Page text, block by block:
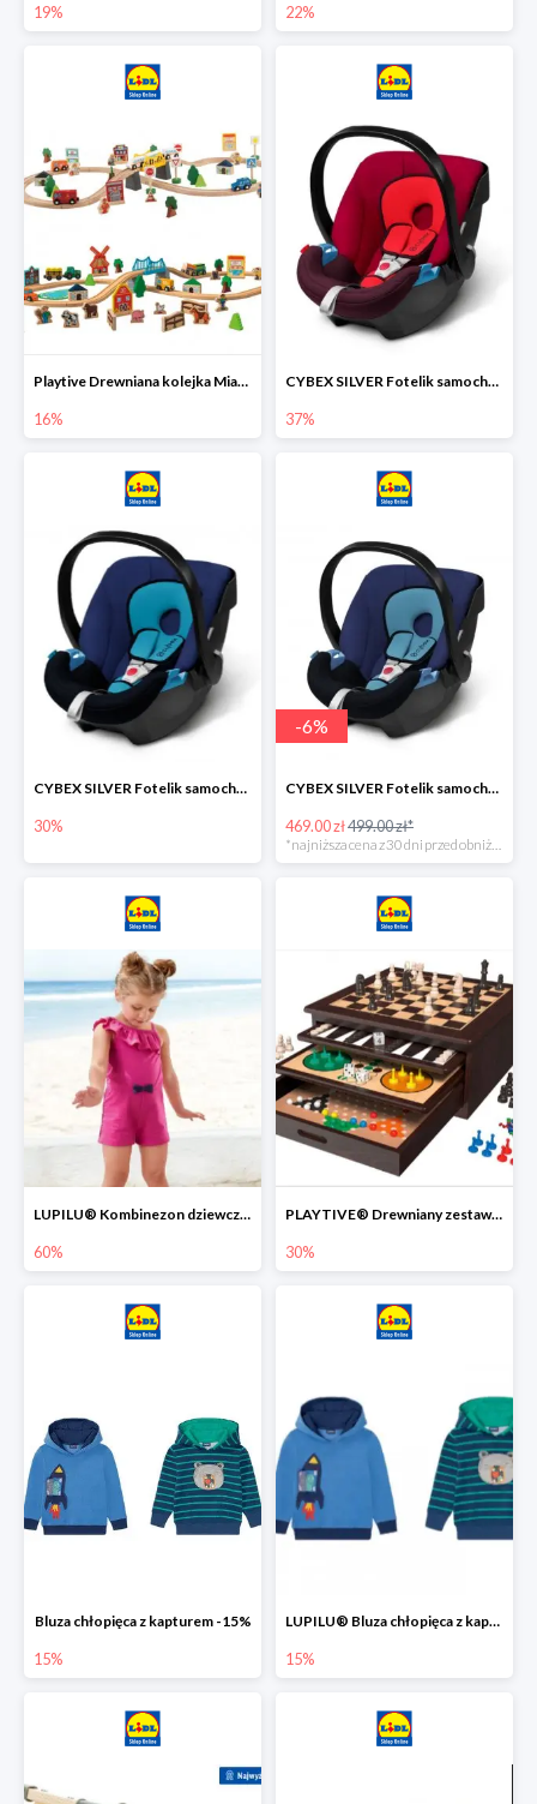
19% 22%
Playtive Drewniana kolejka Miasto lub Farma
16%
CYBEX SILVER Fotelik samochodowy
37%
CYBEX SILVER Fotelik samochodowy -30%
30%
-6%
CYBEX SILVER Fotelik samochodowy + dostawa gratis!
469.00 zł499.00 zł*
*najniższa cena z 30 dni przed obniżką
LUPILU® Kombinezon dziewczęcy z bawełny
60%
PLAYTIVE® Drewniany zestaw gier 10 w 1
30%
Bluza chłopięca z kapturem -15%
15%
LUPILU® Bluza chłopięca z kapturem
15%